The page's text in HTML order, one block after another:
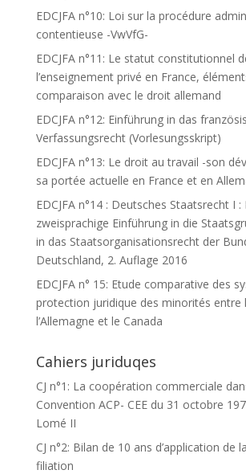
EDCJFA n°10: Loi sur la procédure
contentieuse -VwVfG-
EDCJFA n°11: Le statut constitutionnel
l’enseignement privé en France,
comparaison avec le droit allemand
EDCJFA n°12: Einführung in das
Verfassungsrecht (Vorlesungsskript)
EDCJFA n°13: Le droit au travail -son
sa portée actuelle en France et en
EDCJFA n°14 : Deutsches Staatsrecht I :
zweisprachige Einführung in die
in das Staatsorganisationsrecht der
Deutschland, 2. Auflage 2016
EDCJFA n° 15: Etude comparative des
protection juridique des minorités entre
l’Allemagne et le Canada
Cahiers juriduqes
CJ n°1: La coopération commerciale
Convention ACP- CEE du 31 octobre
Lomé II
CJ n°2: Bilan de 10 ans d’application de
filiation